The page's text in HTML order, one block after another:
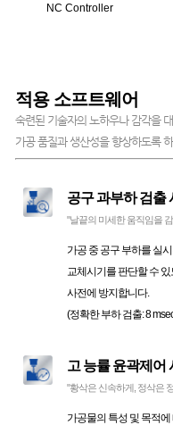
NC Controller
적용 소프트웨어
숙련된 기술자의 노하우나 감각을
가공 품질과 생산성을 향상하도록
공구 과부하 검출
"날끝의 미세한 움직임을
가공 중 공구 부하를 실
교체시기를 판단할 수
사전에 방지합니다.
(정확한 부하 검출: 8
고 능률 윤곽제어
"황삭은 신속하게, 정삭은
가공물의 특성 및 목적